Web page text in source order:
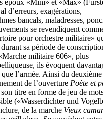
époux «Mini» et «Max»
d’erreurs, exagérations,
bancals, maladresses,
se revendiquent
pour orchestre militaire»
sa période de
militaire 606», plus
ils évoquent
l’armée. Ainsi du deuxième
de l’ouverture Poète et
titre en forme de jeu de
(«Wasserdichter und
de la marche Vieux